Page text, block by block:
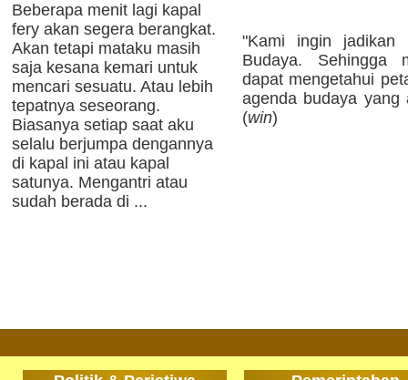
Beberapa menit lagi kapal
fery akan segera berangkat.
Akan tetapi mataku masih
saja kesana kemari untuk
mencari sesuatu. Atau lebih
tepatnya seseorang.
Biasanya setiap saat aku
selalu berjumpa dengannya
di kapal ini atau kapal
satunya. Mengantri atau
sudah berada di ...
"Kami ingin jadikan
Budaya. Sehingga
dapat mengetahui
agenda budaya yang
(win)